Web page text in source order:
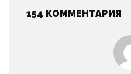
154 КОММЕНТАРИЯ